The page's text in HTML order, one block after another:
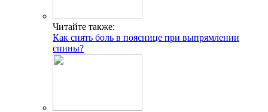
Читайте также:
Как снять боль в пояснице при выпрямлении
спины?